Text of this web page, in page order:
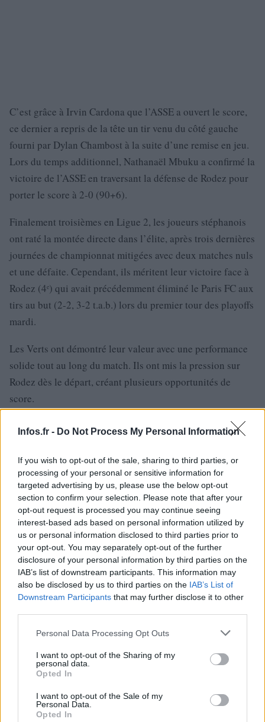
Infos.fr - Do Not Process My Personal Information
If you wish to opt-out of the sale, sharing to third parties, or
processing of your personal or sensitive information for
targeted advertising by us, please use the below opt-out
section to confirm your selection. Please note that after your
opt-out request is processed you may continue seeing
interest-based ads based on personal information utilized by
us or personal information disclosed to third parties prior to
your opt-out. You may separately opt-out of the further
disclosure of your personal information by third parties on the
IAB’s list of downstream participants. This information may
also be disclosed by us to third parties on the IAB’s List of
Downstream Participants that may further disclose it to other
Please note that this website/app uses one or more Google
not limited to your visit or usage behaviour. You may click to
grant or deny consent to Google and its third-party tags to
use your data for below specified purposes in below Google
consent section.
Personal Data Processing Opt Outs
I want to opt-out of the Sharing of my
personal data.
Opted In
I want to opt-out of the Sale of my
Personal Data.
Opted In
C’est grâce à Irvin Cardona que l’ASSE a ouvert le score,
ce dernier a repris de la tête un tir venu du côté gauche
fourni par Dylan Chambost à la suite d’une remise en jeu.
Lors du temps additionnel, Nathanaël Mbuku a confirmé la
victoire de l’ASSE en traversant la défense de Rodez pour
porter le score à 2-0 (90+6).
Finalement troisièmes en Ligue 2, les joueurs stéphanois
ont raté la montée directe dans l’élite, après trois dernières
journées de championnat mitigées avec deux matches nuls
et une défaite. Cependant, ils méritent leur victoire face à
Rodez (4ᵉ) qui avait précédemment éliminé le Paris FC aux
tirs au but (2-2, 3-2 t.a.b.) lors du premier tour des playoffs
mardi.
Les Verts ont démontré leur valeur avec une performance
solide tout au long du match. Ils ont mis la pression sur
Rodez dès le départ, créant plusieurs opportunités de
score.
La grande partie des attaques des Verts n’ont pas trouvé
joué un rôle crucial en bloquant les tirs d’Ibrahim Sissoko
(32), Mathieu Cafaro (32), Cardona (38), Léo Pétrot (48)
et Benjamin Bouchouari (90+5). Le gardien de but de
l’Aveyron a également dévié sur le poteau un coup franc